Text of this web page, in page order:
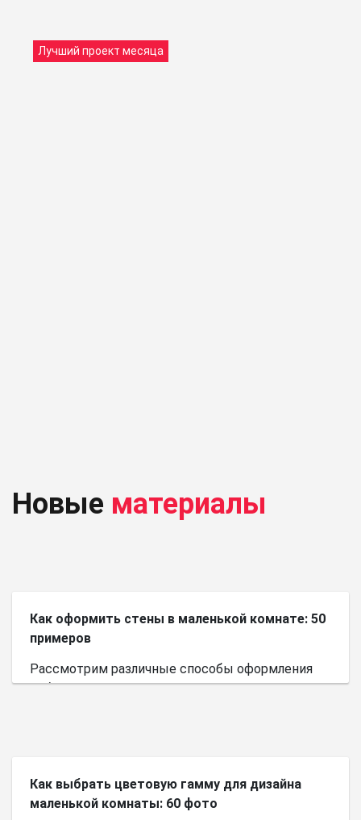
Лучший проект месяца
Новые материалы
Как оформить стены в маленькой комнате: 50
примеров
Рассмотрим различные способы оформления
небольшого пространства.
Как выбрать цветовую гамму для дизайна
маленькой комнаты: 60 фото